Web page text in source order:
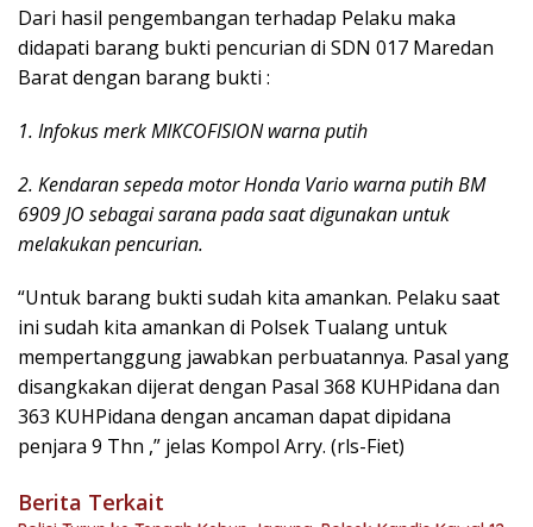
Dari hasil pengembangan terhadap Pelaku maka
didapati barang bukti pencurian di SDN 017 Maredan
Barat dengan barang bukti :
1. Infokus merk MIKCOFISION warna putih
2. Kendaran sepeda motor Honda Vario warna putih BM
6909 JO sebagai sarana pada saat digunakan untuk
melakukan pencurian.
“Untuk barang bukti sudah kita amankan. Pelaku saat
ini sudah kita amankan di Polsek Tualang untuk
mempertanggung jawabkan perbuatannya. Pasal yang
disangkakan dijerat dengan Pasal 368 KUHPidana dan
363 KUHPidana dengan ancaman dapat dipidana
penjara 9 Thn ,” jelas Kompol Arry. (rls-Fiet)
Berita Terkait